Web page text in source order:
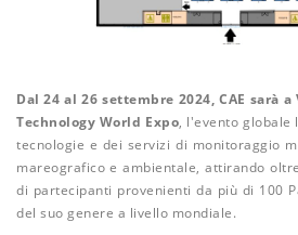
Dal 24 al 26 settembre 2024, CAE sarà
Technology World Expo, l'evento
tecnologie e dei servizi di monitoraggio
mareografico e ambientale, attirando
di partecipanti provenienti da più di 100
del suo genere a livello mondiale.